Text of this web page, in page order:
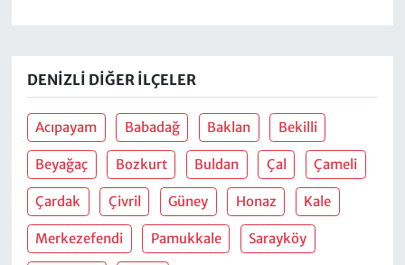
DENIZLI DIĞER İLÇELER
Acıpayam Babadağ Baklan Bekilli
Beyağaç Bozkurt Buldan Çal Çameli
Çardak Çivril Güney Honaz Kale
Merkezefendi Pamukkale Sarayköy